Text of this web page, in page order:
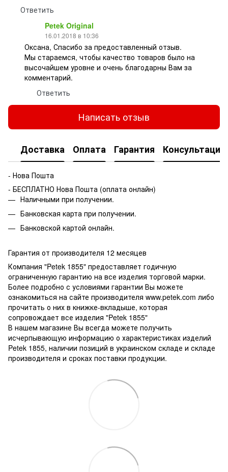
Ответить
Petek Original
16.01.2018 в 10:36
Оксана, Спасибо за предоставленный отзыв.
Мы стараемся, чтобы качество товаров было на
высочайшем уровне и очень благодарны Вам за
комментарий.
Ответить
Написать отзыв
Доставка Оплата Гарантия Консультация
- Нова Пошта
- БЕСПЛАТНО Нова Пошта (оплата онлайн)
Наличными при получении.
Банковская карта при получении.
Банковской картой онлайн.
Гарантия от производителя 12 месяцев
Компания "Petek 1855" предоставляет годичную
ограниченную гарантию на все изделия торговой марки.
Более подробно с условиями гарантии Вы можете
ознакомиться на сайте производителя www.petek.com либо
прочитать о них в книжке-вкладыше, которая
сопровождает все изделия "Petek 1855"
В нашем магазине Вы всегда можете получить
исчерпывающую информацию о характеристиках изделий
Petek 1855, наличии позиций в украинском складе и складе
производителя и сроках поставки продукции.